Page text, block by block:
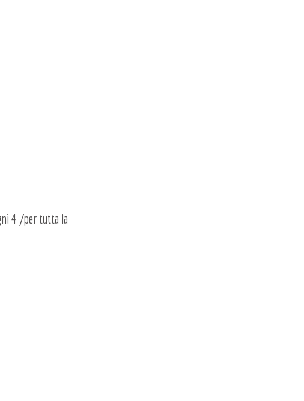
4 /per tutta la